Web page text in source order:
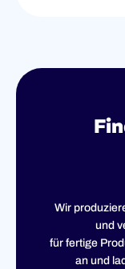
Wir
und
für fertige
an und